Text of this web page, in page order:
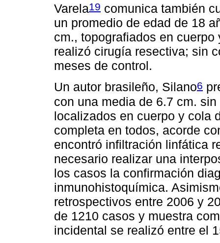
Varela19 comunica también
un promedio de edad de 18
cm., topografiados en
realizó cirugía resectiva; sin
meses de control.
Un autor brasileño, Silano6
con una media de 6.7 cm.
localizados en cuerpo y cola
completa en todos, acorde
encontró infiltración linfática
necesario realizar una
los casos la confirmación
inmunohistoquímica.
retrospectivos entre 2006 y
de 1210 casos y muestra
incidental se realizó entre el